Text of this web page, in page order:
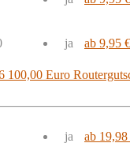
ja ab 9,95 €
100,00 Euro
ja ab 19,98